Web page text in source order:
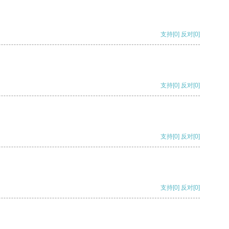
支持[0] 反对[0]
支持[0] 反对[0]
支持[0] 反对[0]
支持[0] 反对[0]